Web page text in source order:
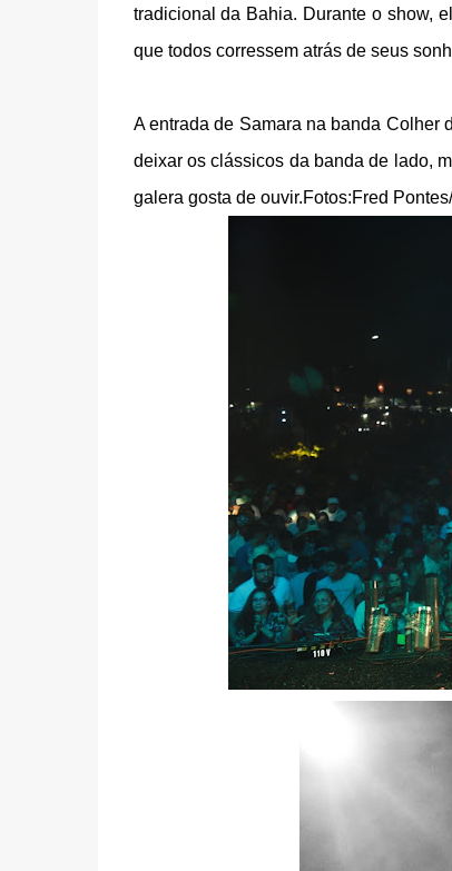
tradicional da Bahia. Durante o show,
que todos corressem atrás de seus
A entrada de Samara na banda Colher
deixar os clássicos da banda de lado,
galera gosta de ouvir.Fotos:Fred